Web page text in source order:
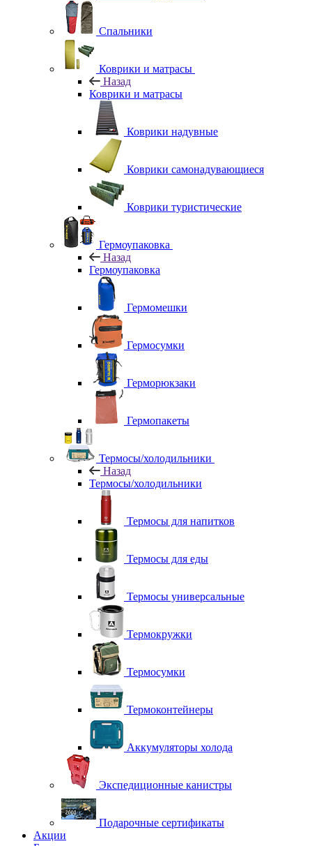
Спальники
Коврики и матрасы
Назад
Коврики и матрасы
Коврики надувные
Коврики самонадувающиеся
Коврики туристические
Гермоупаковка
Назад
Гермоупаковка
Гермомешки
Гермосумки
Герморюкзаки
Гермопакеты
Термосы/холодильники
Назад
Термосы/холодильники
Термосы для напитков
Термосы для еды
Термосы универсальные
Термокружки
Термосумки
Термоконтейнеры
Аккумуляторы холода
Экспедиционные канистры
Подарочные сертификаты
Акции